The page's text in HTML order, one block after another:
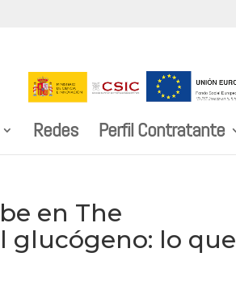
Redes Perfil Contratante
en The
glucógeno: lo que